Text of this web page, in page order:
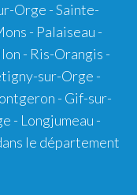
Orge - Sainte-
- Palaiseau -
- Ris-Orangis -
sur-Orge -
- Gif-sur-
- Longjumeau -
le département